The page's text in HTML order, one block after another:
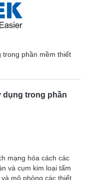
trong phần mềm thiết
dụng trong phần
mạng hóa cách các
và cụm kim loại tấm
mô phỏng các thiết